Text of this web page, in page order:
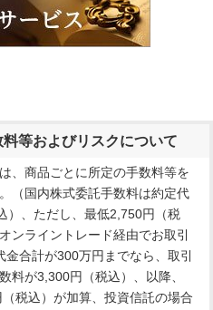
等およびリスクについて
、商品ごとに所定の手数料等を
（国内株式委託手数料は約定代
）、ただし、最低2,750円（税
ンライントレード経由でお取引
合計が300万円までなら、取引
料が3,300円（税込）、以降、
税込）が加算、投資信託の場合